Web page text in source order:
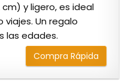
cm) y ligero, es ideal
viajes. Un regalo
las edades.
Compra Rápida